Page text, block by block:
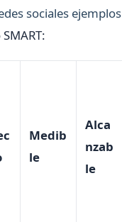
sociales ejemplos
Medib
le
Alca
nzab
le